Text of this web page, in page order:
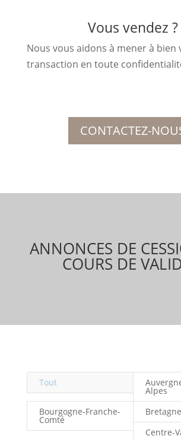
Vous vendez ?
Nous vous aidons à mener à bien
transaction en toute
CONTACTEZ-
ANNONCES DE
COURS DE
Tout
Alpes
Bourgogne-Franche-
Comté
Bretagne
Centre-